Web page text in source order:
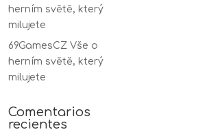
herním světě, který
milujete
69GamesCZ Vše o
herním světě, který
milujete
Comentarios
recientes